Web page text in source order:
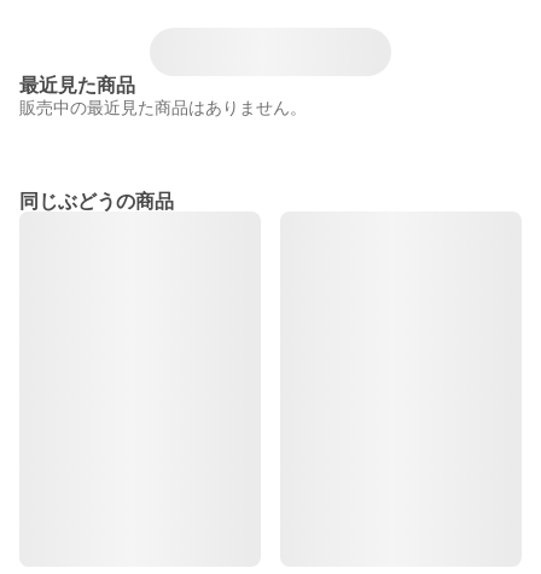
最近見た商品
販売中の最近見た商品はありません。
同じぶどうの商品